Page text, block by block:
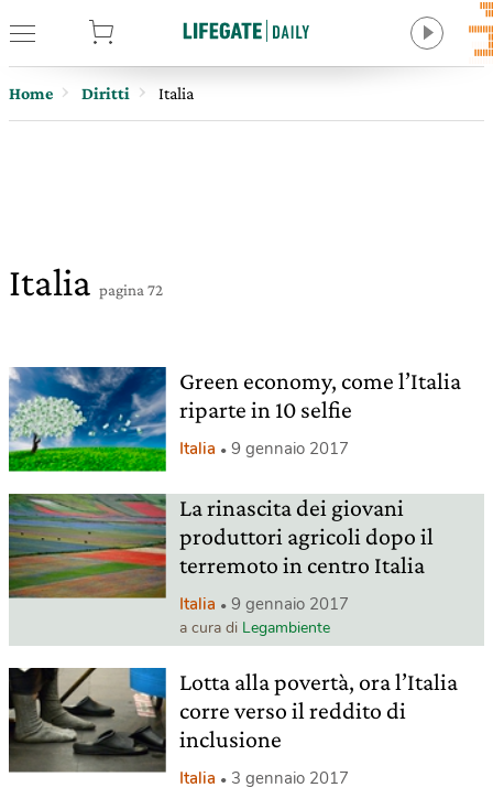
Home Diritti Italia
Italia pagina 72
Green economy, come l’Italia
riparte in 10 selfie
Italia 9 gennaio 2017
La rinascita dei giovani
produttori agricoli dopo il
terremoto in centro Italia
Italia 9 gennaio 2017
a cura di Legambiente
Lotta alla povertà, ora l’Italia
corre verso il reddito di
inclusione
Italia 3 gennaio 2017